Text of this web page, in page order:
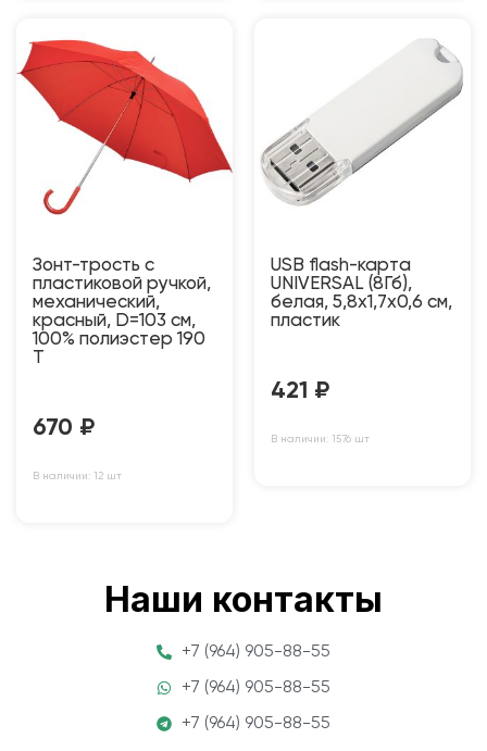
Зонт-трость с
пластиковой ручкой,
механический,
красный, D=103 см,
100% полиэстер 190
T
670 ₽
В наличии: 12 шт
USB flash-карта
UNIVERSAL (8Гб),
белая, 5,8х1,7х0,6 см,
пластик
421 ₽
В наличии: 1576 шт
Наши контакты
+7 (964) 905-88-55
+7 (964) 905-88-55
+7 (964) 905-88-55